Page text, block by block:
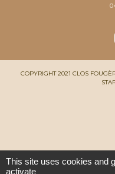
COPYRIGHT 2021 CLOS
This site uses cookies and
activate